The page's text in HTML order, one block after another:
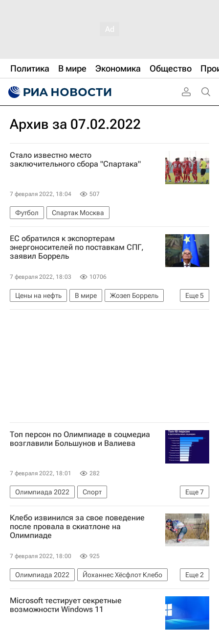
Политика В мире Экономика Общество
Архив за 07.02.2022
Стало известно место
заключительного сбора "Спартака"
7 февраля 2022, 18:04 507
Футбол Спартак Москва
ЕС обратился к экспортерам
энергоносителей по поставкам СПГ,
заявил Боррель
7 февраля 2022, 18:03 10706
Еще5
Цены на нефть В мире
Жозеп Боррель
СПГ
Россия США
Вашингтон (город)
Топ персон по Олимпиаде в соцмедиа
возглавили Большунов и Валиева
7 февраля 2022, 18:01 282
Еще7
Олимпиада 2022
Спорт
Олимпийские игры
Анастасия Мишина
Александр Большунов
Марк Кондратюк
Камила Валиева
Клебо извинился за свое поведение
после провала в скиатлоне на
Олимпиаде
7 февраля 2022, 18:00 925
Еще2
Олимпиада 2022
Йоханнес Хёсфлот Клебо
Лыжные виды спорта
Олимпийские игры
Microsoft тестирует секретные
возможности Windows 11